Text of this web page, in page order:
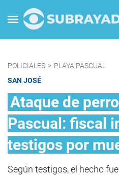
POLICIALES > PLAYA PASCUAL
SAN JOSÉ
Ataque de
Pascual: fiscal
testigos por
Según testigos, el hecho